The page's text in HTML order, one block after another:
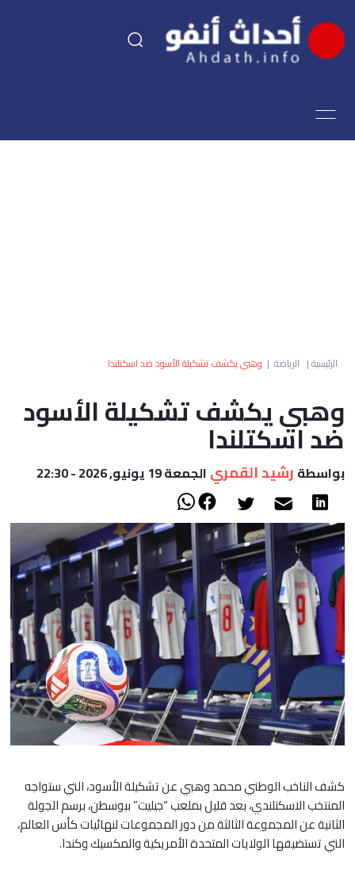
اقتصاد
العالم
أعمدة
الرئيسية| الرياضة | وهبي يكشف تشكيلة الأسود ضد اسكتلندا
وهبي يكشف تشكيلة الأسود
ضد اسكتلندا
بواسطة رشيد القمري الجمعة 19 يونيو, 2026 - 22:30
كشف الناخب الوطني محمد وهبي عن تشكيلة الأسود، التي ستواجه
المنتخب الاسكتلندي، بعد قليل بملعب “جيليت” ببوسطن، برسم الجولة
الثانية عن المجموعة الثالثة من دور المجموعات لنهائيات كأس العالم،
التي تستضيفها الولايات المتحدة الأمريكية والمكسيك وكندا.